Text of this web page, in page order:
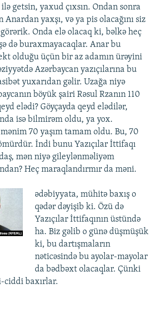
getsin, yaxud çıxsın. Ondan sonra
Anardan yaxşı, və ya pis olacağını siz
görərik. Onda elə olacaq ki, bəlkə heç
də buraxmayacaqlar. Anar bu
olduğu üçün bir az adamın ürəyini
Azərbaycan yazıçılarına bu
yuxarıdan gəlir. Uzağa niyə
böyük şairi Rəsul Rzanın 110
elədi? Göyçayda qeyd elədilər,
isə bilmirəm oldu, ya yox.
70 yaşım tamam oldu. Bu, 70
İndi bunu Yazıçılar İttifaqı
mən niyə gileylənməliyəm
Heç maraqlandırmır da məni.
ədəbiyyata, mühitə baxış o
qədər dəyişib ki. Özü də
Yazıçılar İttifaqının üstündə
ha. Biz gəlib o günə düşmüşük
ki, bu dartışmaların
nəticəsində bu ayolar-mayolar
da bədbəxt olacaqlar. Çünki
ciddi baxırlar.